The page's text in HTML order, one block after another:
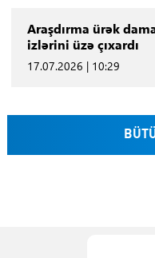
Araşdırma ürək
izlərini üzə çıxardı
17.07.2026 | 10:29